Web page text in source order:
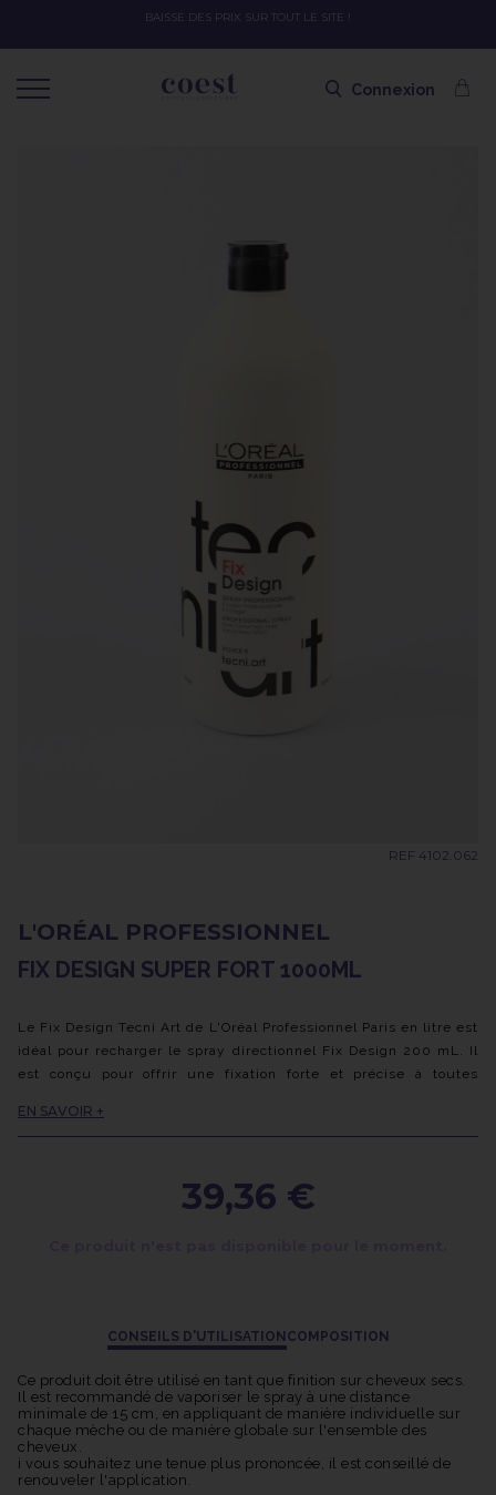
OFFRE SPÉCIALE SOLAIRE SKEYMZEE ! SOIN HYDRATANT + SPRAY +
Connexion
REF 4102.062
L'ORÉAL PROFESSIONNEL
FIX DESIGN SUPER FORT 1000ML
Le Fix Design Tecni Art de L'Oréal Professionnel Paris en litre est
idéal pour recharger le spray directionnel Fix Design 200 mL. Il
est conçu pour offrir une fixation forte et précise à toutes
visibles, tout en offrant une finition naturelle et brillante.
EN SAVOIR +
39,36 €
CONSEILS D'UTILISATION COMPOSITION
Ce produit doit être utilisé en tant que finition sur cheveux secs.
Il est recommandé de vaporiser le spray à une distance
minimale de 15 cm, en appliquant de manière individuelle sur
chaque mèche ou de manière globale sur l'ensemble des
cheveux.
i vous souhaitez une tenue plus prononcée, il est conseillé de
renouveler l'application.